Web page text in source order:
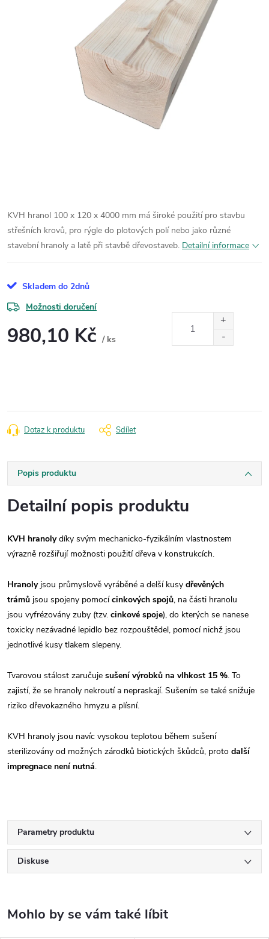
KVH hranol 100 x 120 x 4000 mm má široké použití pro stavbu
střešních krovů, pro rýgle do plotových polí nebo jako různé
stavební hranoly a latě při stavbě dřevostaveb. Detailní informace
Skladem do 2dnů
Možnosti doručení
980,10 Kč / ks
Dotaz k produktu Sdílet
Popis produktu
Detailní popis produktu
KVH hranolydíky svým mechanicko-fyzikálním vlastnostem
výrazně rozšiřují možnosti použití dřeva v konstrukcích.
Hranolyjsou průmyslově vyráběné a delší kusy dřevěných
trámů jsou spojeny pomocícinkových spojů, na části hranolu
jsou vyfrézovány zuby (tzv. cinkové spoje), do kterých se nanese
toxicky nezávadné lepidlo bez rozpouštědel, pomocí nichž jsou
jednotlivé kusy tlakem slepeny.
Tvarovou stálost zaručuje sušení výrobků na vlhkost 15 %. To
zajistí, že se hranoly nekroutí a nepraskají. Sušením se také snižuje
riziko dřevokazného hmyzu a plísní.
KVH hranoly jsou navíc vysokou teplotou během sušení
sterilizovány od možných zárodků biotických škůdců, proto další
impregnace není nutná.
Parametry produktu
Diskuse